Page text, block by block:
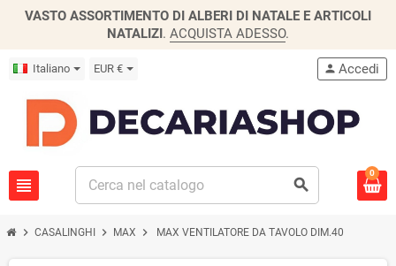
VASTO ASSORTIMENTO DI ALBERI DI NATALE E ARTICOLI
NATALIZI. ACQUISTA ADESSO.
Italiano EUR €
view_headline search
person Accedi
0
chevron_right CASALINGHI chevron_right MAX chevron_right MAX VENTILATORE DA TAVOLO DIM.40